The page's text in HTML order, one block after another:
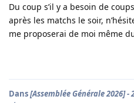
Du coup s’il y a besoin de
après les matchs le soir,
me proposerai de moi même
Dans[Assemblée Générale 2026]